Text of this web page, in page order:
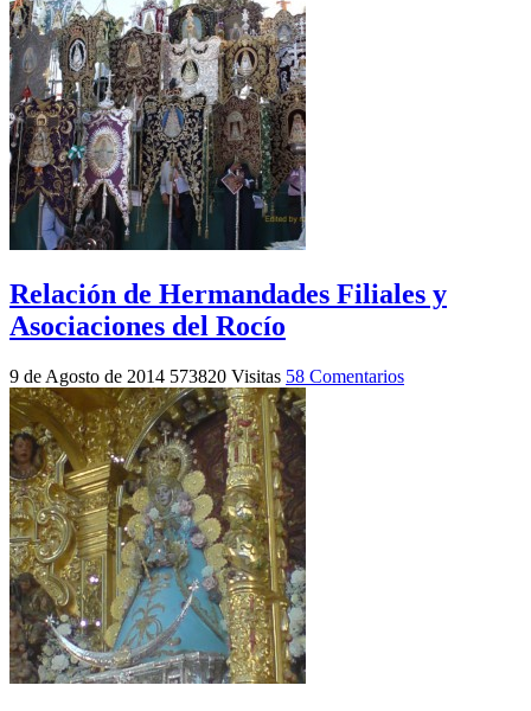
Relación de Hermandades Filiales y
Asociaciones del Rocío
9 de Agosto de 2014 573820 Visitas 58 Comentarios